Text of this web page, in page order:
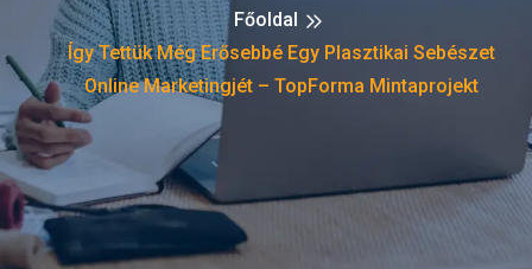
Főoldal
Így Tettük Még Erősebbé Egy Plasztikai Sebészet
Online Marketingjét – TopForma Mintaprojekt